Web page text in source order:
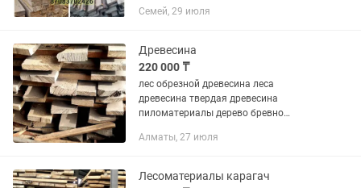
Цена 4800тг Стропила 510 6метра
Семей, 29 июля
Древесина
220 000 ₸
лес обрезной древесина леса
древесина твердая древесина
пиломатериалы дерево бревно
брус склад лесоматериалов Сухой лес
Алматы, 27 июля
Лесоматериалы карагач